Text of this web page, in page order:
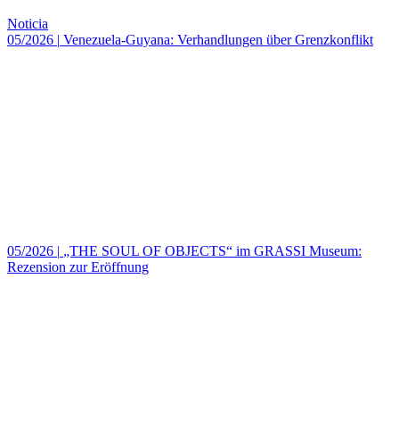
Noticia
05/2026 | Venezuela-Guyana: Verhandlungen über Grenzkonflikt
05/2026 | „THE SOUL OF OBJECTS“ im GRASSI Museum:
Rezension zur Eröffnung